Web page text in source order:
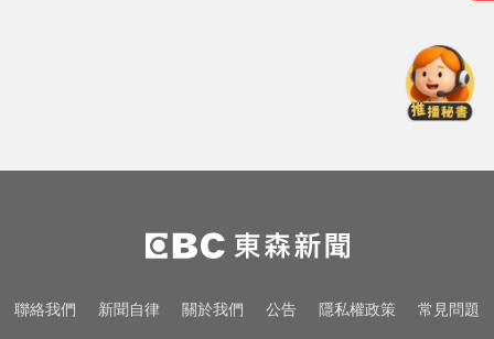
假」 蔣萬安說明了！
台玻夫人揭長子驟逝原因！兒媳譚
以欣71字發聲反駁
國巨狂瀉逾6成！高盛、花旗喊買進
聯絡我們 新聞自律 關於我們 公告 隱私權政策 常見問題